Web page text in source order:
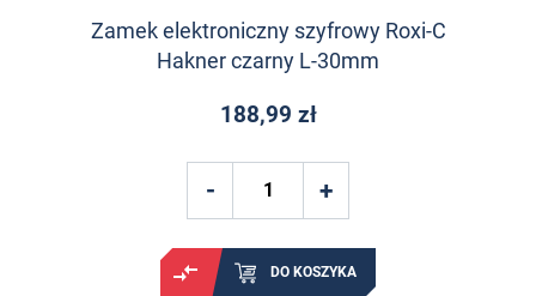
Zamek elektroniczny szyfrowy Roxi-C
Hakner czarny L-30mm
188,99 zł
DO KOSZYKA